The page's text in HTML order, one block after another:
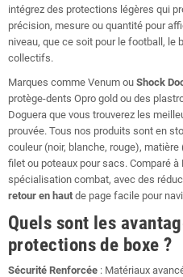
intégrez des protections légères qui
précision, mesure ou quantité pour
niveau, que ce soit pour le football, le
collectifs.
Marques comme Venum ou Shock
protège-dents Opro gold ou des
Doguera que vous trouverez les
prouvée. Tous nos produits sont en
couleur (noir, blanche, rouge),
filet ou poteaux pour sacs. Comparé
spécialisation combat, avec des
retour en haut de page facile pour
Quels sont les
protections de boxe ?
Sécurité Renforcée : Matériaux